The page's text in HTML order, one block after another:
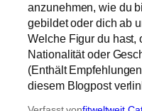
anzunehmen, wie du
gebildet oder dich ab
Welche Figur du hast,
Nationalität oder
(Enthält
diesem Blogpost